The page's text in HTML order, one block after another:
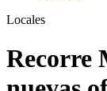
Locales
Recorre